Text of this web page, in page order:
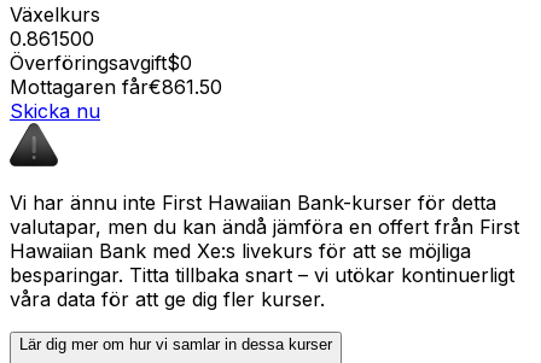
Växelkurs
0.861500
Överföringsavgift$0
Mottagaren får€861.50
Skicka nu
Vi har ännu inte First Hawaiian Bank-kurser för detta
valutapar, men du kan ändå jämföra en offert från First
Hawaiian Bank med Xe:s livekurs för att se möjliga
besparingar. Titta tillbaka snart – vi utökar kontinuerligt
våra data för att ge dig fler kurser.
Lär dig mer om hur vi samlar in dessa kurser